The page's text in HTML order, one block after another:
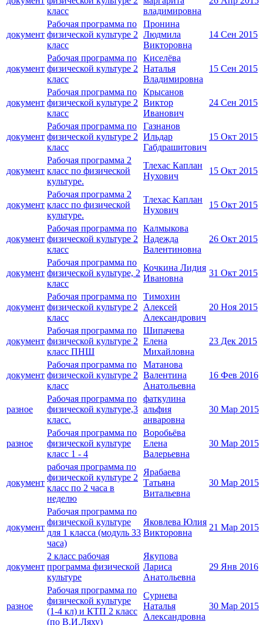
класс
владимировна
документ
Рабочая программа по
физической культуре 2
класс
Пронина
Людмила
Викторовна
14 Сен 2015
документ
Рабочая программа по
физической культуре 2
класс
Киселёва
Наталья
Владимировна
15 Сен 2015
документ
Рабочая программа по
физической культуре 2
класс
Крысанов
Виктор
Иванович
24 Сен 2015
документ
Рабочая программа по
физической культуре 2
класс
Газнанов
Ильдар
Габдрашитович
15 Окт 2015
документ
Рабочая программа 2
класс по физической
культуре.
Тлехас Каплан
Нухович
15 Окт 2015
документ
Рабочая программа 2
класс по физической
культуре.
Тлехас Каплан
Нухович
15 Окт 2015
документ
Рабочая программа по
физической культуре 2
класс
Калмыкова
Надежда
Валентиновна
26 Окт 2015
документ
Рабочая программа по
физической культуре, 2
класс
Кочкина Лидия
Ивановна
31 Окт 2015
документ
Рабочая программа по
физической культуре 2
класс
Тимохин
Алексей
Александрович
20 Ноя 2015
документ
Рабочая программа по
физической культуре 2
класс ПНШ
Шипачева
Елена
Михайловна
23 Дек 2015
документ
Рабочая программа по
физической культуре 2
класс
Матанова
Валентина
Анатольевна
16 Фев 2016
разное
Рабочая программа по
физической культуре,3
класс.
фаткулина
альфия
анваровна
30 Мар 2015
разное
Рабочая программа по
физической культуре
класс 1 - 4
Воробьёва
Елена
Валерьевна
30 Мар 2015
документ
рабочая программа по
физической культуре 2
класс по 2 часа в
неделю
Ярабаева
Татьяна
Витальевна
30 Мар 2015
документ
Рабочая программа по
физической культуре
для 1 класса (модуль 33
часа)
Яковлева Юлия
Викторовна
21 Мар 2015
документ
2 класс рабочая
программа физической
культуре
Якупова
Лариса
Анатольевна
29 Янв 2016
разное
Рабочая программа по
физической культуре
(1-4 кл) и КТП 2 класс
(по В.И.Ляху)
Сурнева
Наталья
Александровна
30 Мар 2015